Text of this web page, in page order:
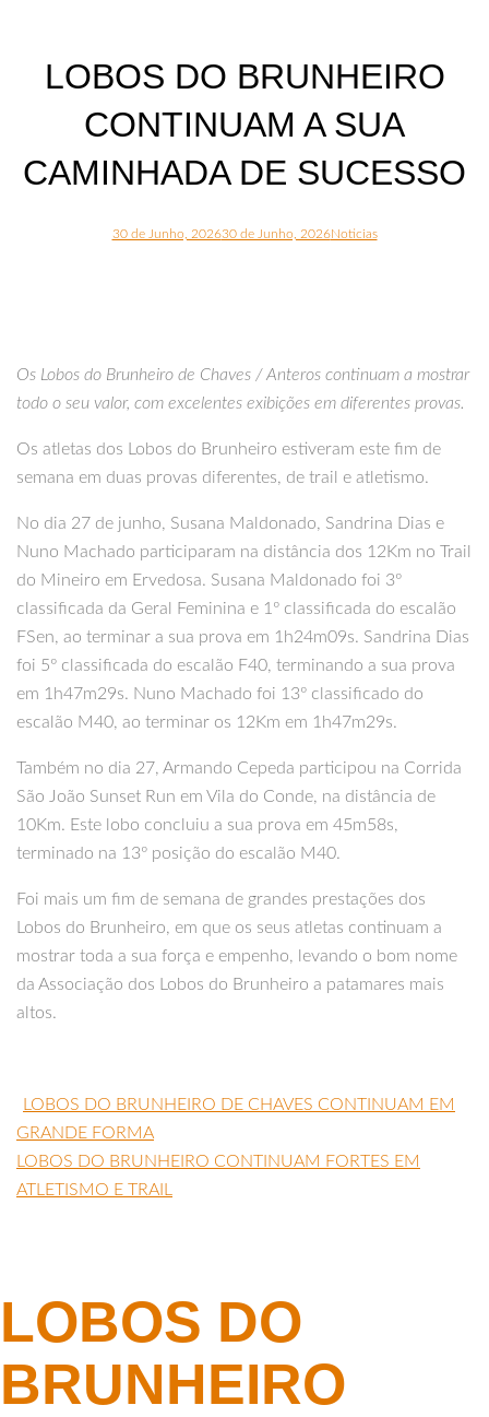
LOBOS DO BRUNHEIRO
CONTINUAM A SUA
CAMINHADA DE SUCESSO
30 de Junho, 202630 de Junho, 2026Noticias
Os Lobos do Brunheiro de Chaves / Anteros continuam a mostrar
todo o seu valor, com excelentes exibições em diferentes provas.
Os atletas dos Lobos do Brunheiro estiveram este fim de
semana em duas provas diferentes, de trail e atletismo.
No dia 27 de junho, Susana Maldonado, Sandrina Dias e
Nuno Machado participaram na distância dos 12Km no Trail
do Mineiro em Ervedosa. Susana Maldonado foi 3º
classificada da Geral Feminina e 1º classificada do escalão
FSen, ao terminar a sua prova em 1h24m09s. Sandrina Dias
foi 5º classificada do escalão F40, terminando a sua prova
em 1h47m29s. Nuno Machado foi 13º classificado do
escalão M40, ao terminar os 12Km em 1h47m29s.
Também no dia 27, Armando Cepeda participou na Corrida
São João Sunset Run em Vila do Conde, na distância de
10Km. Este lobo concluiu a sua prova em 45m58s,
terminado na 13º posição do escalão M40.
Foi mais um fim de semana de grandes prestações dos
Lobos do Brunheiro, em que os seus atletas continuam a
mostrar toda a sua força e empenho, levando o bom nome
da Associação dos Lobos do Brunheiro a patamares mais
altos.
LOBOS DO BRUNHEIRO DE CHAVES CONTINUAM EM
GRANDE FORMA
LOBOS DO BRUNHEIRO CONTINUAM FORTES EM
ATLETISMO E TRAIL
LOBOS DO
BRUNHEIRO